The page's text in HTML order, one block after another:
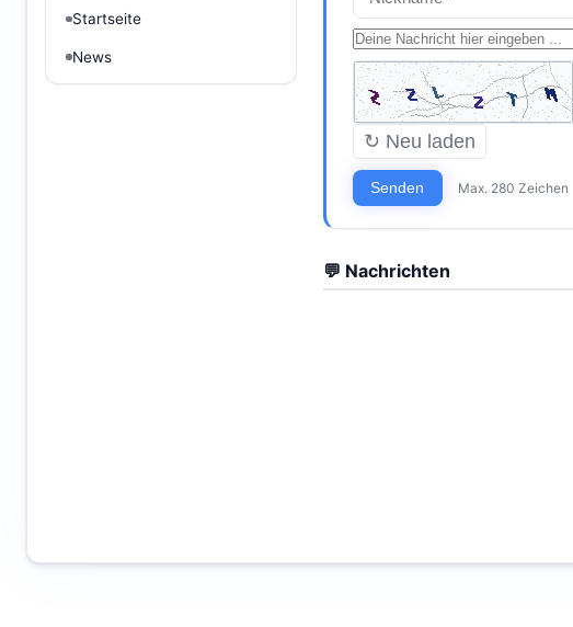
Startseite
News
↻ Neu laden
Senden Max. 280 Zeichen
💬 Nachrichten